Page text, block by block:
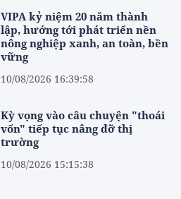
VIPA kỷ niệm 20 năm thành
lập, hướng tới phát triển nền
nông nghiệp xanh, an toàn, bền
vững
10/08/2026 16:39:58
Kỳ vọng vào câu chuyện "thoái
vốn" tiếp tục nâng đỡ thị
trường
10/08/2026 15:15:38